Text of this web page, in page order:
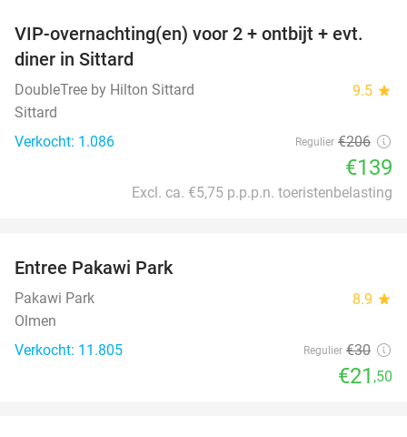
33%
VIP-overnachting(en) voor 2 + ontbijt + evt.
diner in Sittard
DoubleTree by Hilton Sittard 9.5 star
Sittard
Verkocht: 1.086
Regulier €206
€139
Excl. ca. €5,75 p.p.p.n. toeristenbelasting
Entree Pakawi Park
Pakawi Park 8.9 star
Olmen
Verkocht: 11.805
Regulier €30
€21 ,50